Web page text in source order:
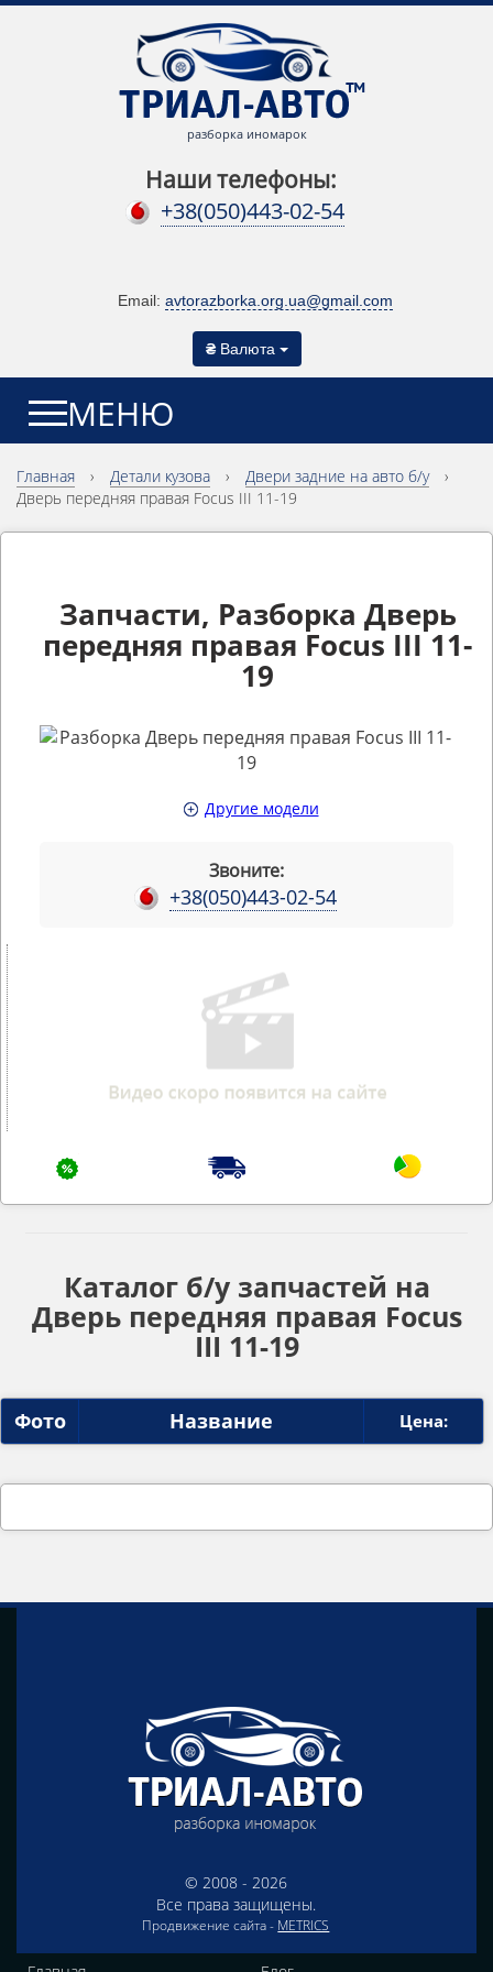
разборка иномарок
Наши телефоны:
+38(050)443-02-54
Email: avtorazborka.org.ua@gmail.com
₴ Валюта
МЕНЮ
Главная › Детали кузова › Двери задние на авто б/у
›
Дверь передняя правая Focus III 11-19
Запчасти, Разборка Дверь
передняя правая Focus III 11-
19
Другие модели
Звоните:
+38(050)443-02-54
Каталог б/у запчастей на
Дверь передняя правая Focus
III 11-19
Фото Название Цена:
© 2008 - 2026
Все права защищены.
Продвижение сайта - METRICS